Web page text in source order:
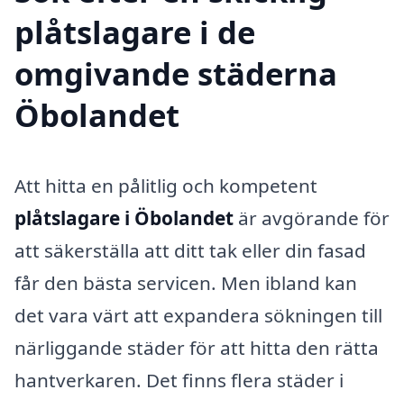
plåtslagare i de
omgivande städerna
Öbolandet
Att hitta en pålitlig och kompetent
plåtslagare i Öbolandet är avgörande för
att säkerställa att ditt tak eller din fasad
får den bästa servicen. Men ibland kan
det vara värt att expandera sökningen till
närliggande städer för att hitta den rätta
hantverkaren. Det finns flera städer i